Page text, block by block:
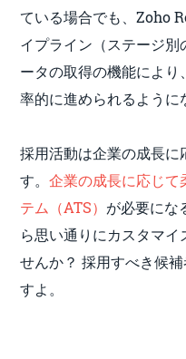
ている場合でも、Zoho
イプライン（ステージ
ータの取得の機能によ
率的に進められるように
採用活動は企業の成長に
す。企業の成長に応じて
テム（ATS） が必要にな
ら思い通りにカスタマイ
せんか？ 採用すべき候
すよ。